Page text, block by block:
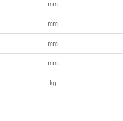
mm
mm
mm
mm
kg